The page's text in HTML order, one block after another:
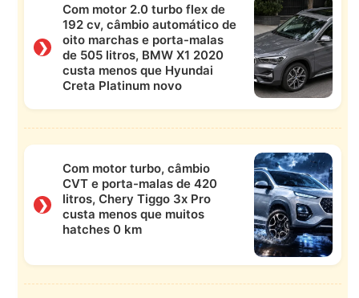
❯
Com motor 2.0 turbo flex de
192 cv, câmbio automático de
oito marchas e porta-malas
de 505 litros, BMW X1 2020
custa menos que Hyundai
Creta Platinum novo
❯
Com motor turbo, câmbio
CVT e porta-malas de 420
litros, Chery Tiggo 3x Pro
custa menos que muitos
hatches 0 km